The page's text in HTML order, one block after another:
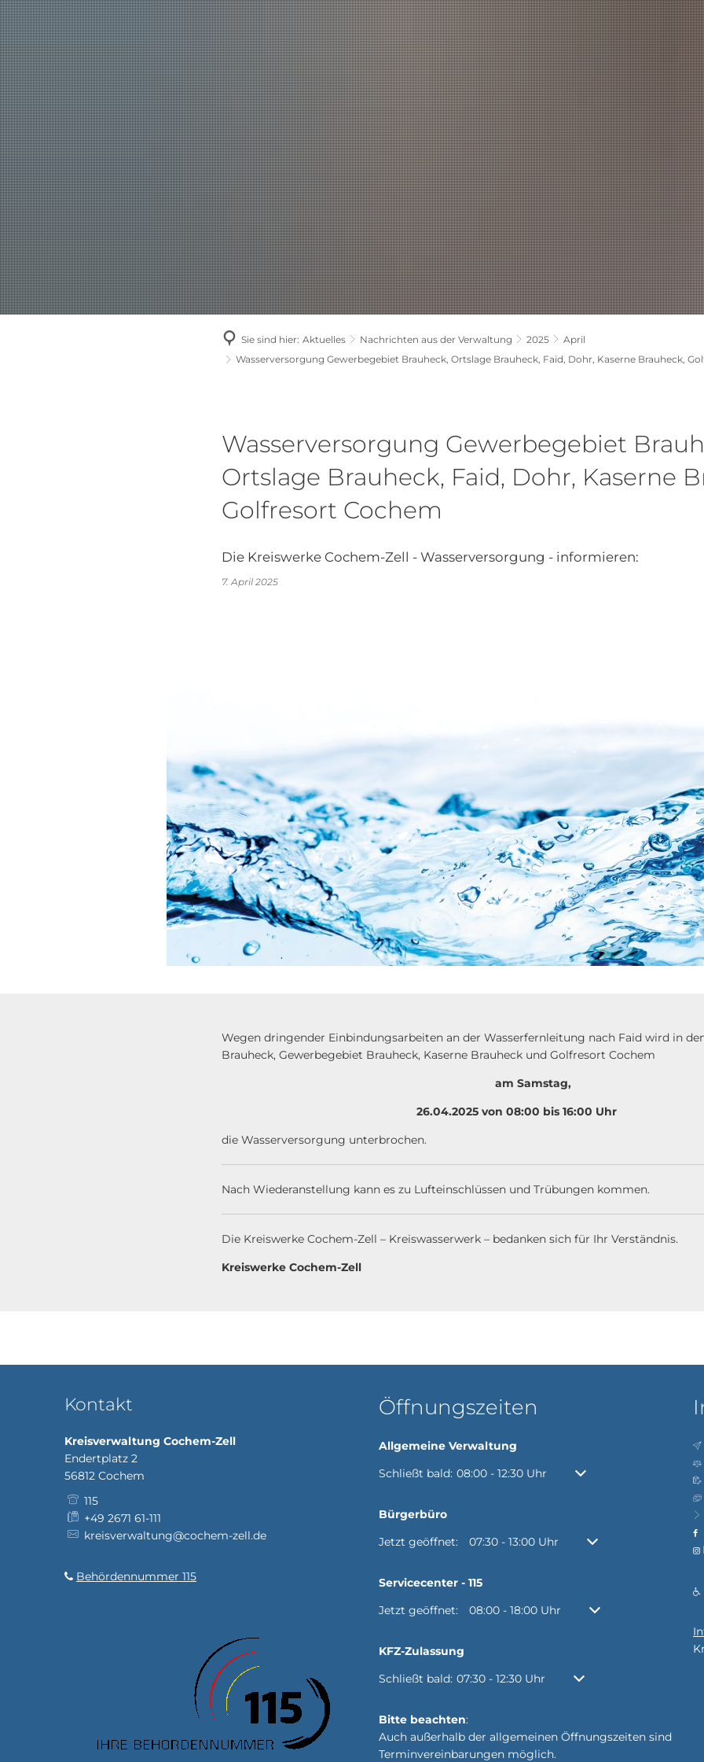
AKTUELLES LANDKREIS POLITIK VERWALTUNG THEMEN
Sie sind hier: Aktuelles Nachrichten aus der Verwaltung 2025
April
Wasserversorgung Gewerbegebiet Brauheck, Ortslage Brauheck, Faid, Dohr, Kaserne Brauheck,
Wasserversorgung Gewerbegebiet
Ortslage Brauheck, Faid, Dohr, Kaserne
Golfresort Cochem
Die Kreiswerke Cochem-Zell - Wasserversorgung - informieren:
7. April 2025
Wegen dringender Einbindungsarbeiten an der Wasserfernleitung nach Faid wird in
Brauheck, Gewerbegebiet Brauheck, Kaserne Brauheck und Golfresort Cochem
am Samstag,
26.04.2025 von 08:00 bis 16:00 Uhr
die Wasserversorgung unterbrochen.
Nach Wiederanstellung kann es zu Lufteinschlüssen und Trübungen kommen.
Die Kreiswerke Cochem-Zell – Kreiswasserwerk – bedanken sich für Ihr Verständnis.
Kreiswerke Cochem-Zell
Kontakt
Kreisverwaltung Cochem-Zell
Endertplatz 2
56812 Cochem
115
+49 2671 61-111
kreisverwaltung@cochem-zell.de
Behördennummer 115
Öffnungszeiten
Allgemeine Verwaltung
Klicken, um weitere Öffnungs- oder Schließzeiten
Schließt bald: 08:00 - 12:30 Uhr Von 08:00 bis 12:30 Uhr
Bürgerbüro
Klicken, um weitere Öffnungs- oder Schließzeiten
Jetzt geöffnet: 07:30 - 13:00 Uhr Von 07:30 bis 13:00 Uhr
Servicecenter - 115
Klicken, um weitere Öffnungs- oder Schließzeiten
Jetzt geöffnet: 08:00 - 18:00 Uhr Von 08:00 bis 18:00
KFZ-Zulassung
Klicken, um weitere Öffnungs- oder Schließzeiten
Schließt bald: 07:30 - 12:30 Uhr Von 07:30 bis 12:30 Uhr
Bitte beachten:
Auch außerhalb der allgemeinen Öffnungszeiten sind
Terminvereinbarungen möglich.